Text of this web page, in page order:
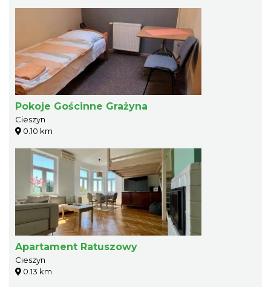
Pokoje Gościnne Grażyna
Cieszyn
0.10 km
Apartament Ratuszowy
Cieszyn
0.13 km